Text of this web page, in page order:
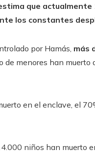
que
los constantes
por Hamás, más
de menores han muerto
en el enclave, el
niños han muerto